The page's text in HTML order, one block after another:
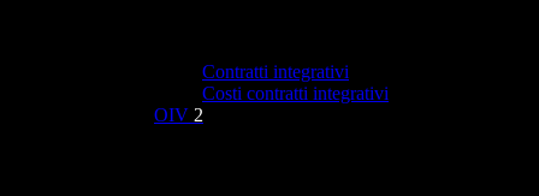
Contratti integrativi
Costi contratti integrativi
OIV 2